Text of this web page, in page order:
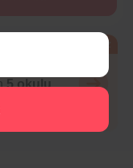
Ücretsiz
5 okulu